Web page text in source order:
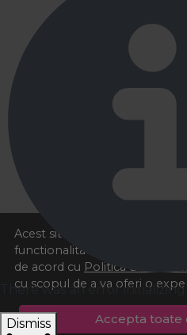
Acest site foloseste cookies
functionalitatea dorita.
de acord cu Politica de
cu scopul de a va oferi o
Accepta toate
There was an error
Dismiss